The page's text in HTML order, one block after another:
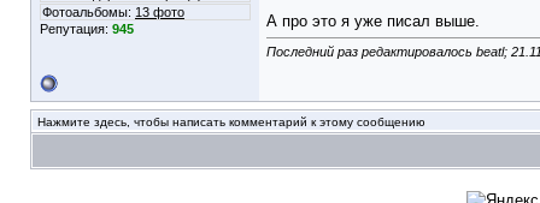
Фотоальбомы: 13 фото
Репутация: 945 А про это я уже писал выше.
Последний раз редактировалось beatl;
Нажмите здесь, чтобы написать комментарий к этому сообщению